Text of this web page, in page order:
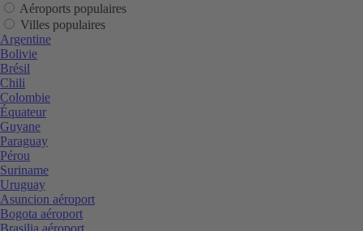
Aéroports populaires
Villes populaires
Argentine
Bolivie
Brésil
Chili
Colombie
Équateur
Guyane
Paraguay
Pérou
Suriname
Uruguay
Asuncion aéroport
Bogota aéroport
Brasilia aéroport